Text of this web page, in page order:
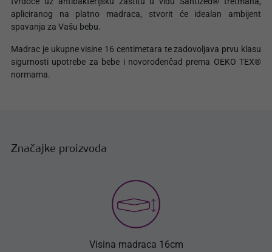
apliciranog na platno madraca, stvorit će idealan ambijent
spavanja za Vašu bebu.
Madrac je ukupne visine 16 centimetara te zadovoljava prvu klasu
sigurnosti upotrebe za bebe i novorođenčad prema OEKO TEX®
normama.
Značajke proizvoda
Visina madraca 16cm